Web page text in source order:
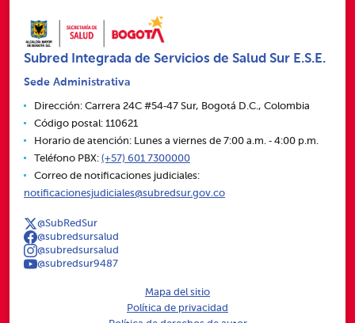
Subred Integrada de Servicios de Salud Sur E.S.E.
Sede Administrativa
Dirección: Carrera 24C #54‑47 Sur, Bogotá D.C., Colombia
Código postal: 110621
Horario de atención: Lunes a viernes de 7:00 a.m. ‑ 4:00 p.m.
Teléfono PBX: (+57) 601 7300000
Correo de notificaciones judiciales:
notificacionesjudiciales@subredsur.gov.co
@SubRedSur
@subredsursalud
@subredsursalud
@subredsur9487
Mapa del sitio
Política de privacidad